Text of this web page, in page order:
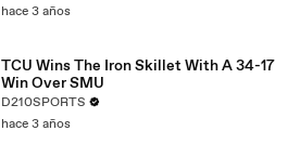
hace 3 años
TCU Wins The Iron Skillet With A 34-17
Win Over SMU
D210SPORTS
hace 3 años